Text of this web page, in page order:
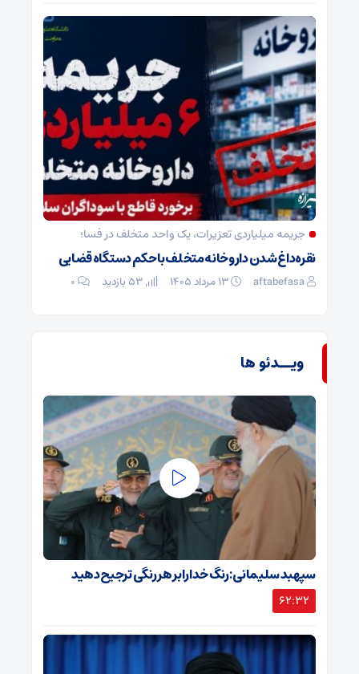
جریمه میلیاردی تعزیرات، یک واحد متخلف در فسا؛
نقره‌داغ شدن داروخانه متخلف با حکم دستگاه قضایی
aftabefasa ۰
ویــدئو ها
سپهبد سلیمانی: رنگ خدا را بر هر رنگی ترجیح دهید
62:32